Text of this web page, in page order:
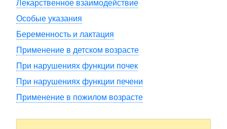
Лекарственное взаимодействие
Особые указания
Беременность и лактация
Применение в детском возрасте
При нарушениях функции почек
При нарушениях функции печени
Применение в пожилом возрасте